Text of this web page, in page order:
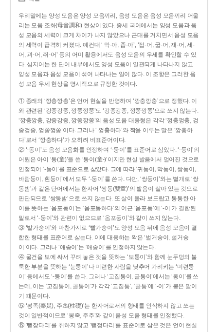
우리말에는 양성 모음은 양성 모음끼리, 음성 모음은 음성 모음끼리 어울
리는 모음 조화(母音調和) 현상이 있다. 중세 국어에서는 양성 모음과 음
성 모음의 세력이 크게 차이가 나지 않았으나 근대를 거치면서 음성 모음
의 세력이 급격히 커졌다. 예컨대 ‘ 막-아, 좁-아’, ‘접-어, 굽-어, 재-어, 세-
어, 괴-어, 쥐-어’ 등의 어미 활용에서도 음성 모음의 우세를 확인할 수 있
다. 심지어는 한 단어 내부에서도 양성 모음이 일관되게 나타나지 않고
양성 모음과 음성 모음이 섞여 나타나는 일이 많다. 이 조항은 그러한 음
성 모음 우세 현상을 명시적으로 규정한 것이다.
① 종래의 ‘깡총깡총’은 언어 현실을 반영하여 ‘깡충깡충’으로 정했다. 이
와 관련된 ‘강중강중, 깡쭝깡쭝’도 ‘강종강종, 깡쫑깡쫑’으로 쓰지 않는다.
‘깡충깡충, 강중강중, 깡쭝깡쭝’의 음성 모음 대응형은 각각 ‘껑충껑충, 겅
중겅중, 껑쭝껑쭝’이다. 그러나 ‘ 껑충하다’와 짝을 이루는 말은 ‘깡총하
다’로서 ‘깡충하다’가 오히려 비표준어이다.
② ‘-동이’도 음성 모음화를 인정하여 ‘-둥이’를 표준어로 삼았다. ‘-둥이’의
어원은 아이 ‘동(童)’을 쓴 ‘동이(童-)’이지만 현실 발음에서 멀어진 것으로
인정되어 ‘-둥이’를 표준으로 삼았다. 그에 따라 ‘귀둥이, 막둥이, 쌍둥이,
바람둥이, 흰둥이’에서 모두 ‘-둥이’를 쓴다. 다만, ‘쌍둥이’와는 별개로 ‘쌍
동밤’과 같은 단어에서는 한자어 ‘쌍동(雙童)’의 발음이 살아 있는 것으로
판단되므로 ‘쌍둥밤’으로 쓰지 않는다. 또 살이 올라 보드랍고 통통한 아
이를 뜻하는 ‘옴포동이’는 ‘옴포동하다’의 어근 ‘옴포동’에 ‘-이’가 결합된
말로서 ‘-둥이’와 관련이 없으므로 ‘옴포둥이’와 같이 쓰지 않는다.
③ ‘발가숭이’와 마찬가지로 ‘빨가숭이’도 양성 모음 뒤에 음성 모음이 결
합한 형태를 표준어로 삼는다. 이에 대응하는 짝은 ‘벌거숭이, 뻘거숭
이’이다. 그러나 ‘애송이’는 ‘애숭이’를 인정하지 않는다.
④ 물건을 보에 싸서 꾸려 놓은 것을 뜻하는 ‘보퉁이’와 함께 눈두덩의 불
룩한 부분을 뜻하는 ‘눈퉁이’나 미련한 사람을 낮추어 가리키는 ‘미련퉁
이’ 등에서도 ‘-퉁이’를 쓴다. 그러나 ‘고집통이, 골통이’에서는 ‘통이’를 쓰
는데, 이는 ‘고집통이, 골통이’가 각각 ‘고집통’, ‘골통’에 ‘-이’가 붙은 말이
기 때문이다.
⑤ ‘봉족(奉足), 주초(柱礎)’는 한자어로서의 형태를 인식하지 않고 쓰는
것이 일반적이므로 ‘봉죽, 주추’와 같이 음성 모음 형태를 인정했다.
⑥ ‘뻗장다리’를 취하지 않고 ‘뻗정다리’를 표준어로 삼은 것은 언어 현실